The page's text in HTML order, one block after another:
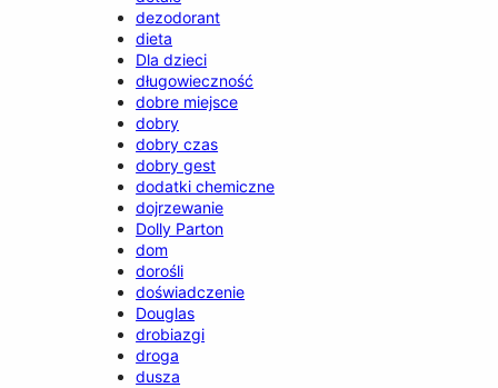
dezodorant
dieta
Dla dzieci
długowieczność
dobre miejsce
dobry
dobry czas
dobry gest
dodatki chemiczne
dojrzewanie
Dolly Parton
dom
dorośli
doświadczenie
Douglas
drobiazgi
droga
dusza